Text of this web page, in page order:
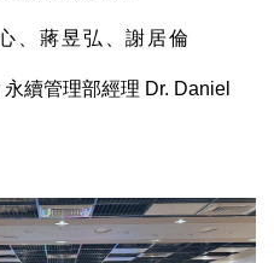
、蔣昱弘、謝居倫
續管理部經理 Dr. Daniel